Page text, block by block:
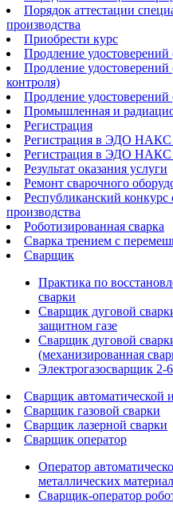
Порядок аттестации
производства
Приобрести курс
Продление
Продление
контроля)
Продление
Промышленная и
Регистрация
Регистрация в ЭДО НАКС
Регистрация в ЭДО
Результат оказания услуги
Ремонт сварочного
Республиканский конкурс
производства
Роботизированная сварка​
Сварка трением с
Сварщик
Практика по
сварки
Сварщик дуговой
защитном газе
Сварщик дуговой
(механизированная
Электрогазосварщик 2-6
Сварщик автоматической
Сварщик газовой сварки
Сварщик лазерной сварки
Сварщик оператор
Оператор
металлических
Сварщик-оператор